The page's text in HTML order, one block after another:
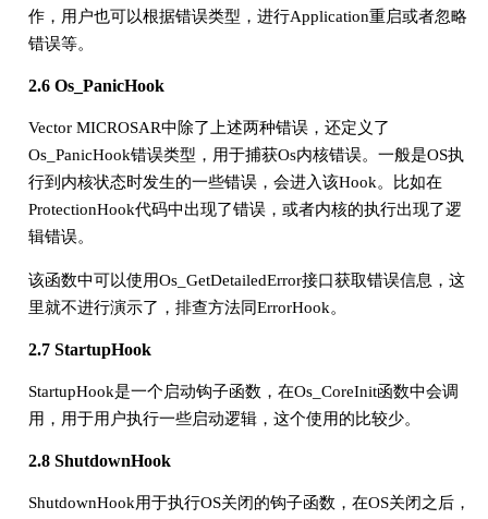
作，用户也可以根据错误类型，进行Application重启或者忽略
错误等。
2.6 Os_PanicHook
Vector MICROSAR中除了上述两种错误，还定义了
Os_PanicHook错误类型，用于捕获Os内核错误。一般是OS执
行到内核状态时发生的一些错误，会进入该Hook。比如在
ProtectionHook代码中出现了错误，或者内核的执行出现了逻
辑错误。
该函数中可以使用Os_GetDetailedError接口获取错误信息，这
里就不进行演示了，排查方法同ErrorHook。
2.7 StartupHook
StartupHook是一个启动钩子函数，在Os_CoreInit函数中会调
用，用于用户执行一些启动逻辑，这个使用的比较少。
2.8 ShutdownHook
ShutdownHook用于执行OS关闭的钩子函数，在OS关闭之后，